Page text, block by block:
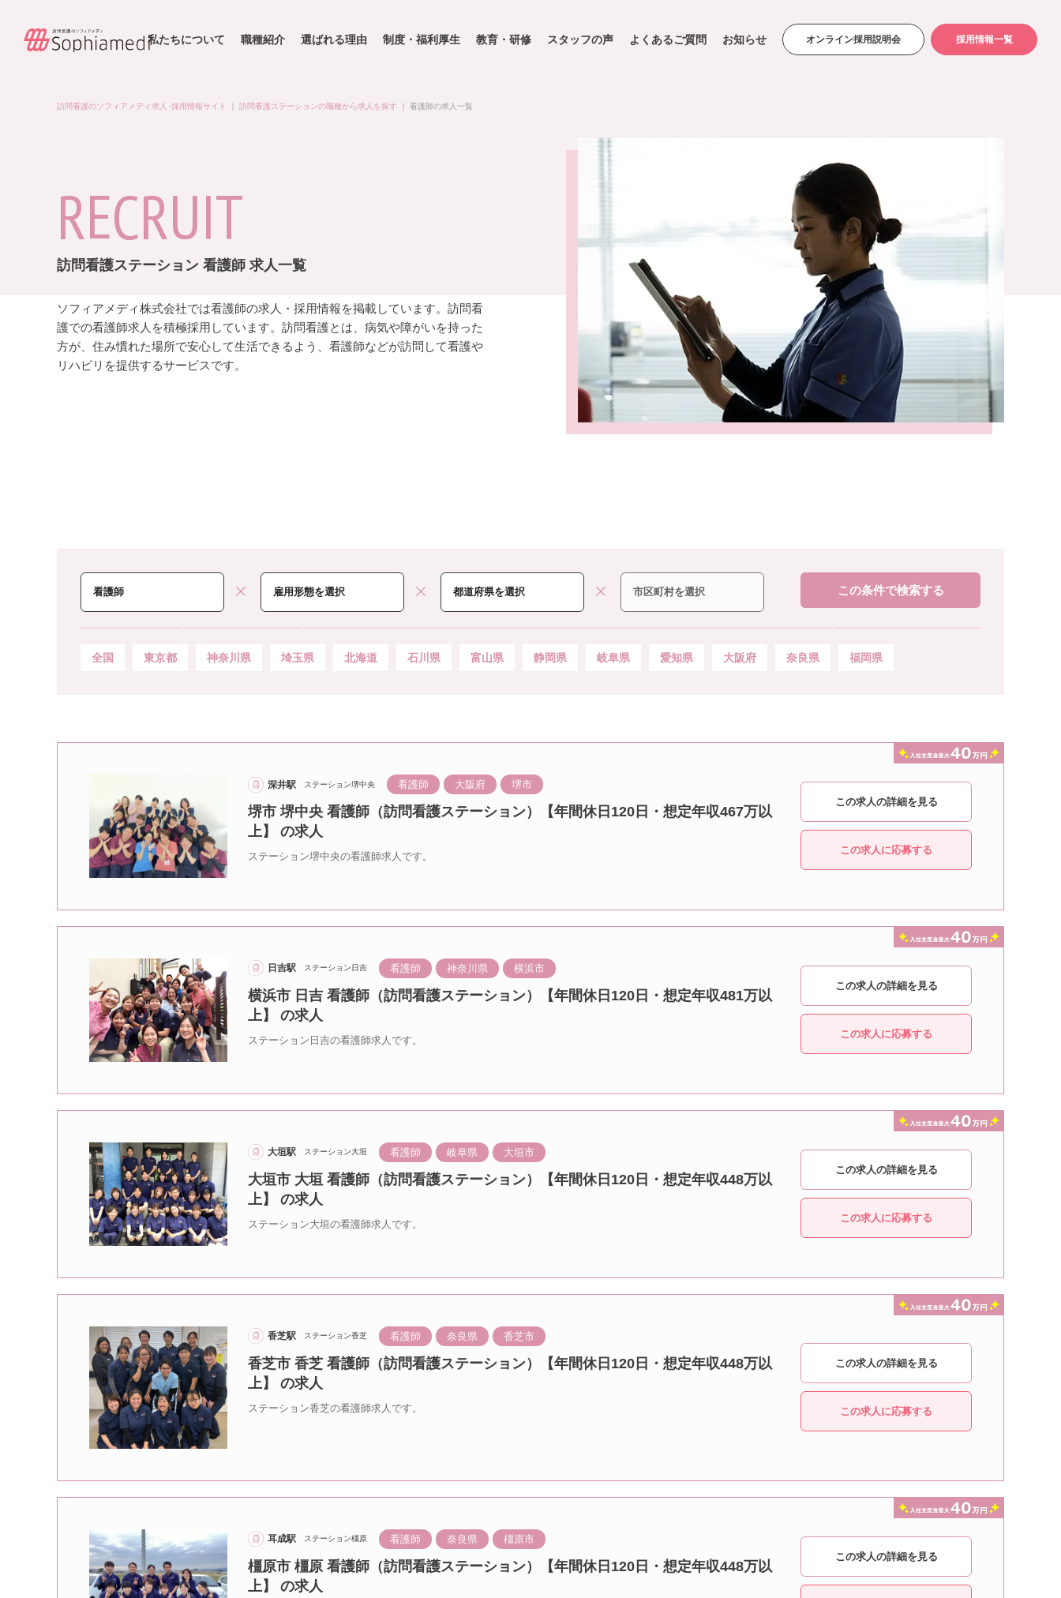
私たちについて 職種紹介 選ばれる理由 制度・福利厚生 教育・研修 スタッフの声 よくあるご質問 お知らせ オンライン採用説明会 採用情報一覧
訪問看護のソフィアメディ求人･採用情報サイト 訪問看護ステーションの職種から求人を探す 看護師の求人一覧
RECRUIT
訪問看護ステーション 看護師 求人一覧
ソフィアメディ株式会社では看護師の求人・採用情報を掲載しています。訪問看
護での看護師求人を積極採用しています。訪問看護とは、病気や障がいを持った
方が、住み慣れた場所で安心して生活できるよう、看護師などが訪問して看護や
リハビリを提供するサービスです。
この条件で検索する
全国 東京都 神奈川県 埼玉県 北海道 石川県 富山県 静岡県 岐阜県 愛知県 大阪府 奈良県 福岡県
深井駅 ステーション堺中央 看護師 大阪府 堺市
堺市 堺中央 看護師（訪問看護ステーション）【年間休日120日・想定年収467万以
上】 の求人
ステーション堺中央の看護師求人です。
この求人の詳細を見る
この求人に応募する
日吉駅 ステーション日吉 看護師 神奈川県 横浜市
横浜市 日吉 看護師（訪問看護ステーション）【年間休日120日・想定年収481万以
上】 の求人
ステーション日吉の看護師求人です。
この求人の詳細を見る
この求人に応募する
大垣駅 ステーション大垣 看護師 岐阜県 大垣市
大垣市 大垣 看護師（訪問看護ステーション）【年間休日120日・想定年収448万以
上】 の求人
ステーション大垣の看護師求人です。
この求人の詳細を見る
この求人に応募する
香芝駅 ステーション香芝 看護師 奈良県 香芝市
香芝市 香芝 看護師（訪問看護ステーション）【年間休日120日・想定年収448万以
上】 の求人
ステーション香芝の看護師求人です。
この求人の詳細を見る
この求人に応募する
耳成駅 ステーション橿原 看護師 奈良県 橿原市
橿原市 橿原 看護師（訪問看護ステーション）【年間休日120日・想定年収448万以
上】 の求人
この求人の詳細を見る